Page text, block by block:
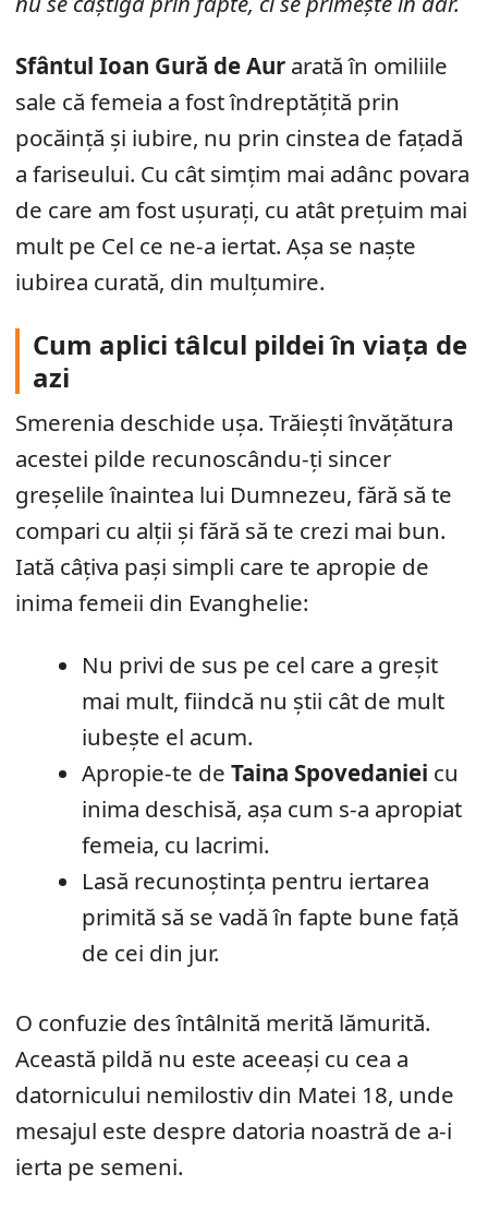
Sfântul Ioan Gură de Aur arată în omiliile
sale că femeia a fost îndreptățită prin
pocăință și iubire, nu prin cinstea de fațadă
a fariseului. Cu cât simțim mai adânc povara
de care am fost ușurați, cu atât prețuim mai
mult pe Cel ce ne-a iertat. Așa se naște
iubirea curată, din mulțumire.
Cum aplici tâlcul pildei în viața de
azi
Smerenia deschide ușa. Trăiești învățătura
acestei pilde recunoscându-ți sincer
greșelile înaintea lui Dumnezeu, fără să te
compari cu alții și fără să te crezi mai bun.
Iată câțiva pași simpli care te apropie de
inima femeii din Evanghelie:
Nu privi de sus pe cel care a greșit
mai mult, fiindcă nu știi cât de mult
iubește el acum.
Apropie-te deTaina Spovedaniei cu
inima deschisă, așa cum s-a apropiat
femeia, cu lacrimi.
Lasă recunoștința pentru iertarea
primită să se vadă în fapte bune față
de cei din jur.
O confuzie des întâlnită merită lămurită.
Această pildă nu este aceeași cu cea a
datornicului nemilostiv din Matei 18, unde
mesajul este despre datoria noastră de a-i
ierta pe semeni.